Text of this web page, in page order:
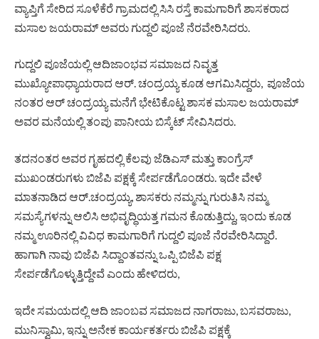
ವ್ಯಾಪ್ತಿಗೆ ಸೇರಿದ ಸೂಳೆಕೆರೆ ಗ್ರಾಮದಲ್ಲಿ ಸಿಸಿ ರಸ್ತೆ ಕಾಮಗಾರಿಗೆ ಶಾಸಕರಾದ
ಮಸಾಲ ಜಯರಾಮ್ ಅವರು ಗುದ್ದಲಿ ಪೂಜೆ ನೆರವೇರಿಸಿದರು.
ಗುದ್ದಲಿ ಪೂಜೆಯಲ್ಲಿ ಆದಿಜಾಂಭವ ಸಮಾಜದ ನಿವೃತ್ತ
ಮುಖ್ಯೋಪಾಧ್ಯಾಯರಾದ ಆರ್. ಚಂದ್ರಯ್ಯ ಕೂಡ ಆಗಮಿಸಿದ್ದರು, ಪೂಜೆಯ
ನಂತರ ಆರ್ ಚಂದ್ರಯ್ಯ ಮನೆಗೆ ಭೇಟಿಕೊಟ್ಟ ಶಾಸಕ ಮಸಾಲ ಜಯರಾಮ್
ಅವರ ಮನೆಯಲ್ಲಿ ತಂಪು ಪಾನೀಯ ಬಿಸ್ಕೆಟ್ ಸೇವಿಸಿದರು.
ತದನಂತರ ಅವರ ಗೃಹದಲ್ಲಿ ಕೆಲವು ಜೆಡಿಎಸ್ ಮತ್ತು ಕಾಂಗ್ರೆಸ್
ಮುಖಂಡರುಗಳು ಬಿಜೆಪಿ ಪಕ್ಷಕ್ಕೆ ಸೇರ್ಪಡೆಗೊಂಡರು. ಇದೇ ವೇಳೆ
ಮಾತನಾಡಿದ ಆರ್.ಚಂದ್ರಯ್ಯ, ಶಾಸಕರು ನಮ್ಮನ್ನು ಗುರುತಿಸಿ ನಮ್ಮ
ಸಮಸ್ಯೆಗಳನ್ನು ಆಲಿಸಿ ಅಭಿವೃದ್ಧಿಯತ್ತ ಗಮನ ಕೊಡುತ್ತಿದ್ದು, ಇಂದು ಕೂಡ
ನಮ್ಮ ಊರಿನಲ್ಲಿ ವಿವಿಧ ಕಾಮಗಾರಿಗೆ ಗುದ್ದಲಿ ಪೂಜೆ ನೆರವೇರಿಸಿದ್ದಾರೆ.
ಹಾಗಾಗಿ ನಾವು ಬಿಜೆಪಿ ಸಿದ್ದಾಂತವನ್ನು ಒಪ್ಪಿ ಬಿಜೆಪಿ ಪಕ್ಷ
ಸೇರ್ಪಡೆಗೊಳ್ಳುತ್ತಿದ್ದೇವೆ ಎಂದು ಹೇಳಿದರು,
ಇದೇ ಸಮಯದಲ್ಲಿ ಆದಿ ಜಾಂಬವ ಸಮಾಜದ ನಾಗರಾಜು, ಬಸವರಾಜು,
ಮುನಿಸ್ವಾಮಿ, ಇನ್ನು ಅನೇಕ ಕಾರ್ಯಕರ್ತರು ಬಿಜೆಪಿ ಪಕ್ಷಕ್ಕೆ